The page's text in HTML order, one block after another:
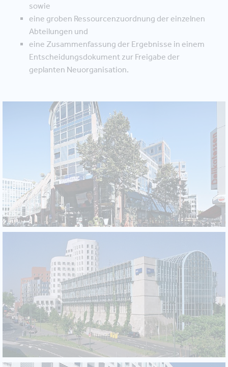
sowie
eine groben Ressourcenzuordnung der einzelnen
Abteilungen und
eine Zusammenfassung der Ergebnisse in einem
Entscheidungsdokument zur Freigabe der
geplanten Neuorganisation.